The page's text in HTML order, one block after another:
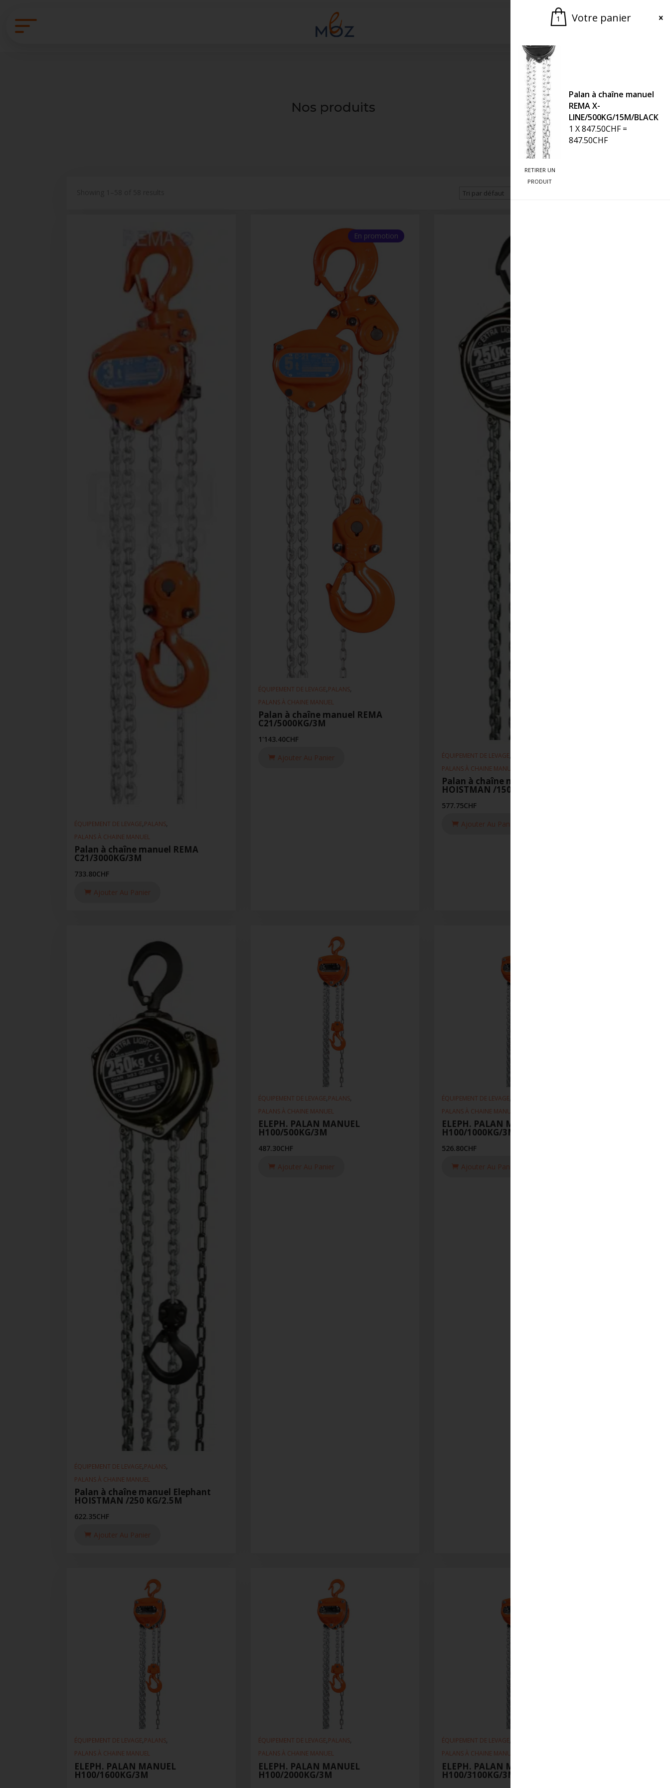
Demander une offre
Nos produits
ÉQUIPEMENT DE LEVAGE,PALANS,
PALANS À CHAINE MANUEL
Palan à chaîne manuel REMA
C21/3000KG/3M
733.80CHF
Ajouter Au Panier
En promotion
ÉQUIPEMENT DE LEVAGE,PALANS,
PALANS À CHAINE MANUEL
Palan à chaîne manuel REMA
C21/5000KG/3M
1'143.40CHF
Ajouter Au Panier
ÉQUIPEMENT DE LEVAGE,
PALANS À CHAINE MANUEL
Palan à chaîne manuel Elephant
HOISTMAN /150 KG/2.5M
577.75CHF
Ajouter Au Panier
ÉQUIPEMENT DE LEVAGE,PALANS,
PALANS À CHAINE MANUEL
Palan à chaîne manuel Elephant
HOISTMAN /250 KG/2.5M
622.35CHF
Ajouter Au Panier
ÉQUIPEMENT DE LEVAGE,PALANS,
PALANS À CHAINE MANUEL
ELEPH. PALAN MANUEL
H100/500KG/3M
487.30CHF
Ajouter Au Panier
ÉQUIPEMENT DE LEVAGE,
PALANS À CHAINE MANUEL
ELEPH. PALAN MANUEL
H100/1000KG/3M
526.80CHF
Ajouter Au Panier
ÉQUIPEMENT DE LEVAGE,PALANS,
PALANS À CHAINE MANUEL
ELEPH. PALAN MANUEL
H100/1600KG/3M
ÉQUIPEMENT DE LEVAGE,PALANS,
PALANS À CHAINE MANUEL
ELEPH. PALAN MANUEL
H100/2000KG/3M
ÉQUIPEMENT DE LEVAGE,
PALANS À CHAINE MANUEL
ELEPH. PALAN MANUEL
H100/3100KG/3M
1 Votre panier
RETIRER UN
PRODUIT
Palan à chaîne manuel
REMA X-
LINE/500KG/15M/BLACK
1 X847.50CHF =
847.50CHF